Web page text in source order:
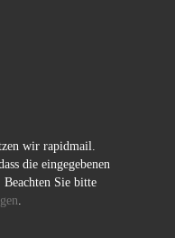
wir rapidmail.
die eingegebenen
Sie bitte